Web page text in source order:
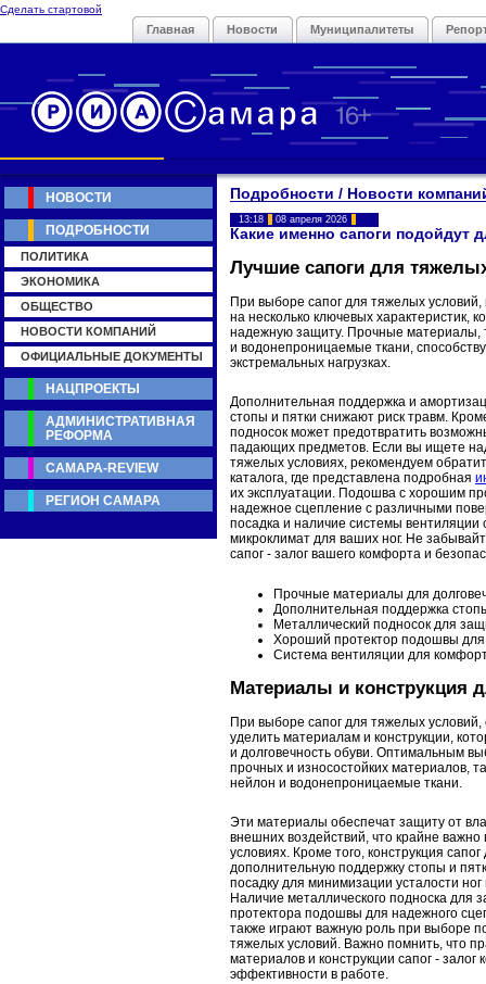
Сделать стартовой
Главная Новости Муниципалитеты
Подробности / Новости
13:18 08 апреля 2026
Какие именно сапоги подойдут
Лучшие сапоги для
При выборе сапог для тяжелых
на несколько ключевых характеристик,
надежную защиту. Прочные материалы,
и водонепроницаемые ткани,
экстремальных нагрузках.
Дополнительная поддержка и
стопы и пятки снижают риск травм.
подносок может предотвратить
падающих предметов. Если вы ищете
тяжелых условиях, рекомендуем
каталога, где представлена подробная
их эксплуатации. Подошва с хорошим
надежное сцепление с различными
посадка и наличие системы вентиляции
микроклимат для ваших ног. Не
сапог - залог вашего комфорта и
Прочные материалы для
Дополнительная поддержка
Металлический подносок для
Хороший протектор подошвы
Система вентиляции для
Материалы и конструкция
При выборе сапог для тяжелых
уделить материалам и конструкции,
и долговечность обуви. Оптимальным
прочных и износостойких материалов,
нейлон и водонепроницаемые ткани.
Эти материалы обеспечат защиту от
внешних воздействий, что крайне
условиях. Кроме того, конструкция
дополнительную поддержку стопы и
посадку для минимизации усталости
Наличие металлического подноска для
протектора подошвы для надежного
также играют важную роль при выборе
тяжелых условий. Важно помнить, что
материалов и конструкции сапог -
эффективности в работе.
НОВОСТИ
ПОДРОБНОСТИ
ПОЛИТИКА
ЭКОНОМИКА
ОБЩЕСТВО
НОВОСТИ КОМПАНИЙ
ОФИЦИАЛЬНЫЕ ДОКУМЕНТЫ
НАЦПРОЕКТЫ
АДМИНИСТРАТИВНАЯ
РЕФОРМА
САМАРА-REVIEW
РЕГИОН САМАРА